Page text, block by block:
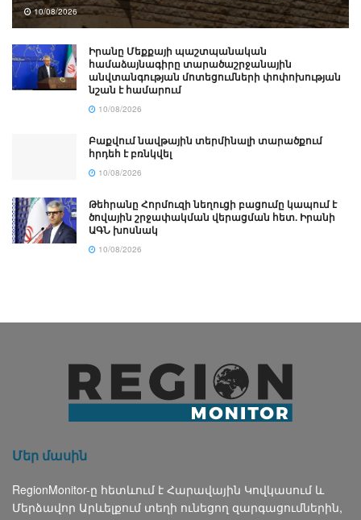
10/08/2026
Իրանը Մեքքայի պաշտպանական
համաձայնագիրը տարածաշրջանային
անվտանգության մոտեցումների փոփոխության
նշան է համարում
10/08/2026
Բաքվում նավթային տերմինալի տարածքում
հրդեհ է բռնկվել
10/08/2026
Թեհրանը Հորմուզի նեղուցի բացումը կապում է
ծովային շրջափակման վերացման հետ. Իրանի
ԱԳՆ խոսնակ
10/08/2026
Մեր մասին
RegionMonitor-ը հետևում է Հարավային Կովկասում և
Մերձավոր Արևելքում տեղի ունեցող զարգացումներին,